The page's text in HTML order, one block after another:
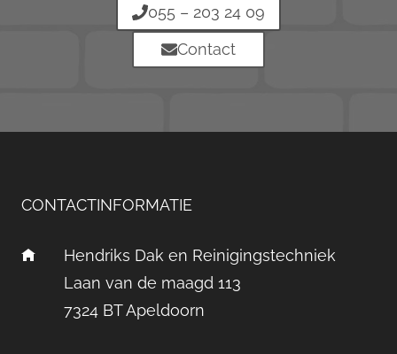
055 – 203 24 09
Contact
CONTACTINFORMATIE
Hendriks Dak en Reinigingstechniek
Laan van de maagd 113
7324 BT Apeldoorn